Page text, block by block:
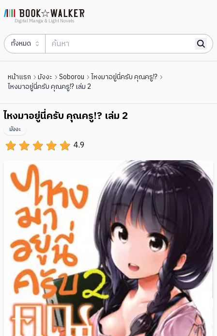
Digital Manga & Light Novels
ทั้งหมด
หน้าแรก มังงะ Soborou
ไหงมาอยู่นี่ครับ คุณครู!?
ไหงมาอยู่นี่ครับ คุณครู!? เล่ม 2
ไหงมาอยู่นี่ครับ คุณครู!? เล่ม 2
4.9
มังงะ